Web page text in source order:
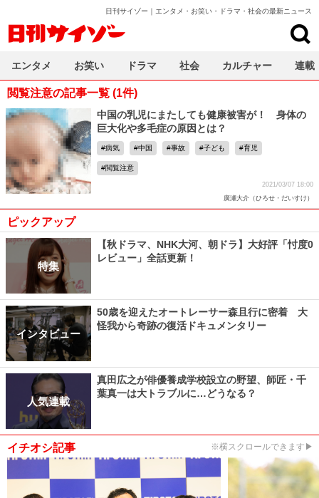
日刊サイゾー｜エンタメ・お笑い・ドラマ・社会の最新ニュース
閲覧注意の記事一覧 (1件)
中国の乳児にまたしても健康被害が！ 身体の
巨大化や多毛症の原因とは？
病気 中国 事故 子ども 育児
閲覧注意
2021/03/07 18:00
廣瀬大介（ひろせ・だいすけ）
ピックアップ
特集
【秋ドラマ、NHK大河、朝ドラ】大好評「忖度0
レビュー」全話更新！
インタビュー
50歳を迎えたオートレーサー森且行に密着 大
怪我から奇跡の復活ドキュメンタリー
人気連載
真田広之が俳優養成学校設立の野望、師匠・千
葉真一は大トラブルに…どうなる？
イチオシ記事 ※横スクロールできます▶
エンタメ お笑い ドラマ 社会 カルチャー 連載